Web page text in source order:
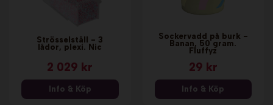
Strösselställ - 3
lådor, plexi. Nic
2 029 kr
Info & Köp
Sockervadd på burk -
Banan, 50 gram.
Fluffyz
29 kr
Info & Köp